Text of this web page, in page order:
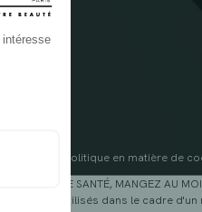
Politique en matière de
POUR VOTRE SANTÉ, MANGEZ AU
être utilisés dans le cadre